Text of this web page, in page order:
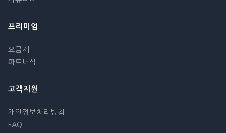
프리미엄
요금제
파트너십
고객지원
개인정보처리방침
FAQ